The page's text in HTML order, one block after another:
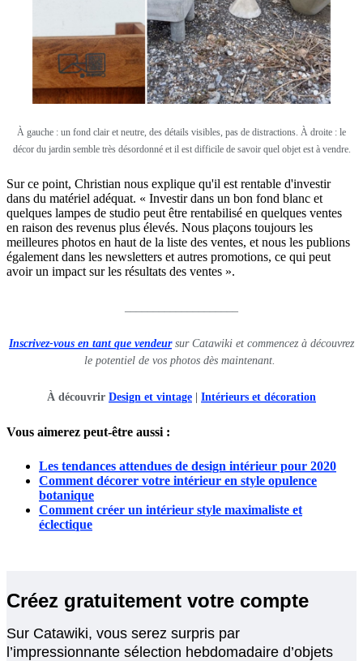
À gauche : un fond clair et neutre, des détails visibles, pas de distractions. À droite : le
décor du jardin semble très désordonné et il est difficile de savoir quel objet est à vendre.
Sur ce point, Christian nous explique qu'il est rentable d'investir
dans du matériel adéquat. « Investir dans un bon fond blanc et
quelques lampes de studio peut être rentabilisé en quelques ventes
en raison des revenus plus élevés. Nous plaçons toujours les
meilleures photos en haut de la liste des ventes, et nous les publions
également dans les newsletters et autres promotions, ce qui peut
avoir un impact sur les résultats des ventes ».
Inscrivez-vous en tant que vendeursur Catawiki et commencez à découvrez
le potentiel de vos photos dès maintenant.
À découvrir Design et vintage Intérieurs et décoration
Vous aimerez peut-être aussi :
Les tendances attendues de design intérieur pour 2020
Comment décorer votre intérieur en style opulence
botanique
Comment créer un intérieur style maximaliste et
éclectique
Créez gratuitement votre compte
Sur Catawiki, vous serez surpris par
l’impressionnante sélection hebdomadaire d’objets